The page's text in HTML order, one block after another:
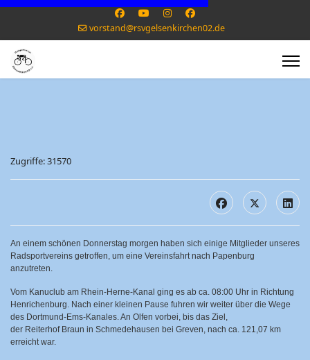
vorstand@rsvgelsenkirchen02.de
Zugriffe: 31570
An einem schönen Donnerstag morgen haben sich einige Mitglieder unseres
Radsportvereins getroffen, um eine Vereinsfahrt nach Papenburg
anzutreten.
Vom Kanuclub am Rhein-Herne-Kanal ging es ab ca. 08:00 Uhr in Richtung
Henrichenburg. Nach einer kleinen Pause fuhren wir weiter über die Wege
des Dortmund-Ems-Kanales. An Olfen vorbei, bis das Ziel,
der Reiterhof Braun in Schmedehausen bei Greven, nach ca. 121,07 km
erreicht war.